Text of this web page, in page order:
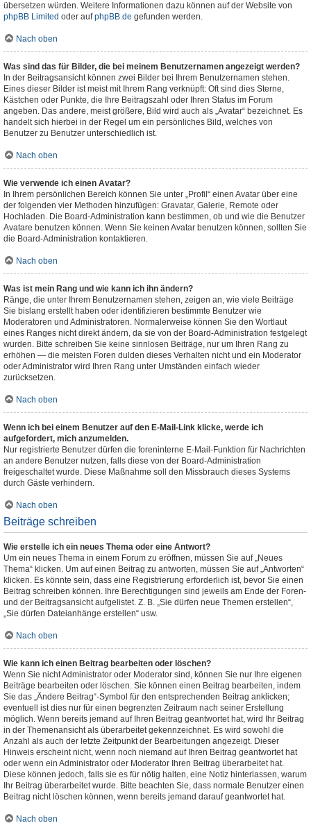
übersetzen würden. Weitere Informationen dazu können auf der Website von
phpBB Limited oder aufphpBB.de gefunden werden.
Nach oben
Was sind das für Bilder, die bei meinem Benutzernamen angezeigt werden?
In der Beitragsansicht können zwei Bilder bei Ihrem Benutzernamen stehen.
Eines dieser Bilder ist meist mit Ihrem Rang verknüpft: Oft sind dies Sterne,
Kästchen oder Punkte, die Ihre Beitragszahl oder Ihren Status im Forum
angeben. Das andere, meist größere, Bild wird auch als „Avatar“ bezeichnet. Es
handelt sich hierbei in der Regel um ein persönliches Bild, welches von
Benutzer zu Benutzer unterschiedlich ist.
Nach oben
Wie verwende ich einen Avatar?
In Ihrem persönlichen Bereich können Sie unter „Profil“ einen Avatar über eine
der folgenden vier Methoden hinzufügen: Gravatar, Galerie, Remote oder
Hochladen. Die Board-Administration kann bestimmen, ob und wie die Benutzer
Avatare benutzen können. Wenn Sie keinen Avatar benutzen können, sollten Sie
die Board-Administration kontaktieren.
Nach oben
Was ist mein Rang und wie kann ich ihn ändern?
Ränge, die unter Ihrem Benutzernamen stehen, zeigen an, wie viele Beiträge
Sie bislang erstellt haben oder identifizieren bestimmte Benutzer wie
Moderatoren und Administratoren. Normalerweise können Sie den Wortlaut
eines Ranges nicht direkt ändern, da sie von der Board-Administration festgelegt
wurden. Bitte schreiben Sie keine sinnlosen Beiträge, nur um Ihren Rang zu
erhöhen — die meisten Foren dulden dieses Verhalten nicht und ein Moderator
oder Administrator wird Ihren Rang unter Umständen einfach wieder
zurücksetzen.
Nach oben
Wenn ich bei einem Benutzer auf den E-Mail-Link klicke, werde ich
aufgefordert, mich anzumelden.
Nur registrierte Benutzer dürfen die foreninterne E-Mail-Funktion für Nachrichten
an andere Benutzer nutzen, falls diese von der Board-Administration
freigeschaltet wurde. Diese Maßnahme soll den Missbrauch dieses Systems
durch Gäste verhindern.
Nach oben
Beiträge schreiben
Wie erstelle ich ein neues Thema oder eine Antwort?
Um ein neues Thema in einem Forum zu eröffnen, müssen Sie auf „Neues
Thema“ klicken. Um auf einen Beitrag zu antworten, müssen Sie auf „Antworten“
klicken. Es könnte sein, dass eine Registrierung erforderlich ist, bevor Sie einen
Beitrag schreiben können. Ihre Berechtigungen sind jeweils am Ende der Foren-
und der Beitragsansicht aufgelistet. Z. B. „Sie dürfen neue Themen erstellen“,
„Sie dürfen Dateianhänge erstellen“ usw.
Nach oben
Wie kann ich einen Beitrag bearbeiten oder löschen?
Wenn Sie nicht Administrator oder Moderator sind, können Sie nur Ihre eigenen
Beiträge bearbeiten oder löschen. Sie können einen Beitrag bearbeiten, indem
Sie das „Ändere Beitrag“-Symbol für den entsprechenden Beitrag anklicken;
eventuell ist dies nur für einen begrenzten Zeitraum nach seiner Erstellung
möglich. Wenn bereits jemand auf Ihren Beitrag geantwortet hat, wird Ihr Beitrag
in der Themenansicht als überarbeitet gekennzeichnet. Es wird sowohl die
Anzahl als auch der letzte Zeitpunkt der Bearbeitungen angezeigt. Dieser
Hinweis erscheint nicht, wenn noch niemand auf Ihren Beitrag geantwortet hat
oder wenn ein Administrator oder Moderator Ihren Beitrag überarbeitet hat.
Diese können jedoch, falls sie es für nötig halten, eine Notiz hinterlassen, warum
Ihr Beitrag überarbeitet wurde. Bitte beachten Sie, dass normale Benutzer einen
Beitrag nicht löschen können, wenn bereits jemand darauf geantwortet hat.
Nach oben